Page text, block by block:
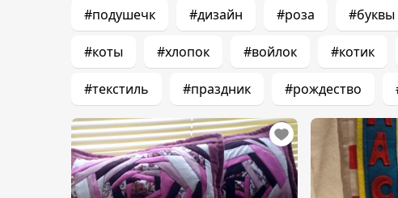
#подушечк #дизайн #роза #буквы
#коты #хлопок #войлок #котик
#текстиль #праздник #рождество